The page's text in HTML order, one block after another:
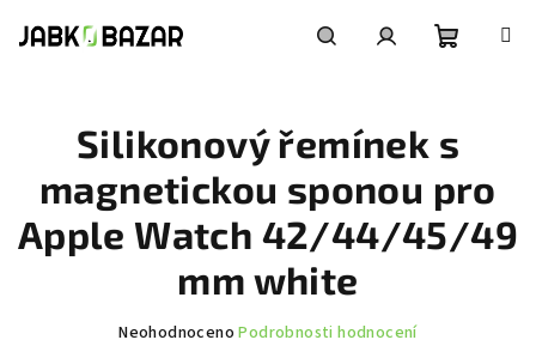
košík
Silikonový řemínek s
magnetickou sponou pro
Apple Watch 42/44/45/49
mm white
Průměrné
Neohodnoceno Podrobnosti hodnocení